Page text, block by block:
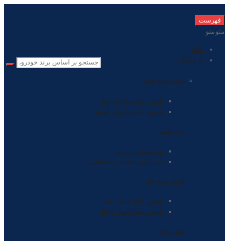
فهرست
نوشته
منومنو
خانه
فروشگاه
پلوس چرخ عقب
پلوس عقب کامل بلند
پلوس عقب کامل کوتاه
سر پلوس
سرپلوس بیرونی
سرپلوس داخلی (مشعلی)
پلوس چرخ جلو
پلوس جلو کامل بلند
پلوس جلو کامل کوتاه
توپی چرخ